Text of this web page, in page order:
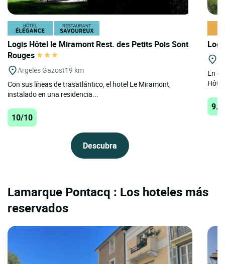
Logis Hôtel le Miramont Rest. des Petits Pois Sont
Rouges
Argeles Gazost19 km
Con sus líneas de trasatlántico, el hotel Le Miramont,
instalado en una residencia...
10/10
Descubra
En
Lamarque Pontacq : Los hoteles más
reservados